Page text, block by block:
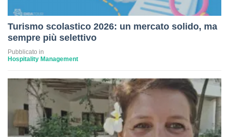
Turismo scolastico 2026: un mercato solido, ma
sempre più selettivo
Pubblicato in
Hospitality Management